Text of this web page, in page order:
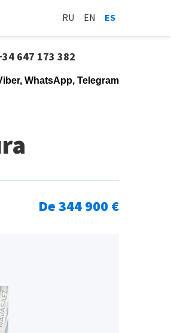
RU EN ES
647 173 382
WhatsApp, Telegram
De 344 900 €